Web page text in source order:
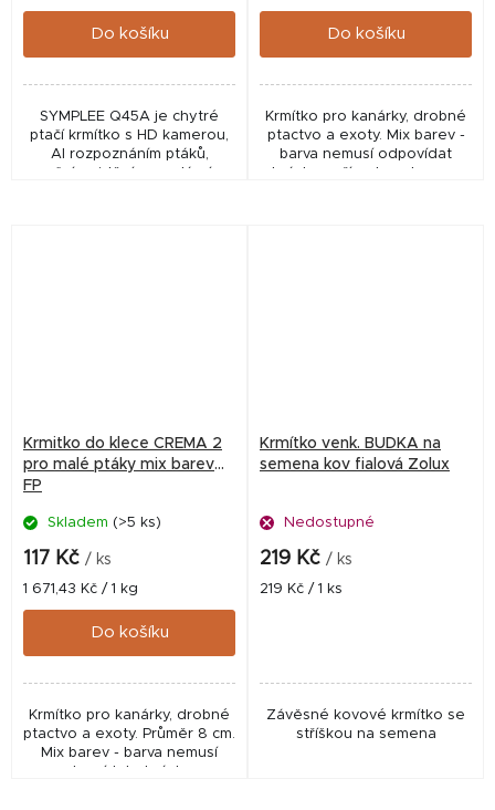
cena:
Do košíku
SYMPLEE Q45A je chytré
ptačí krmítko s HD kamerou,
AI rozpoznáním ptáků,
cena:
Do košíku
Krmítko pro kanárky, drobné
ptactvo a exoty. Mix barev -
barva nemusí odpovídat
Krmitko do klece CREMA 2
pro malé ptáky mix barev
FP
Skladem (>5 ks)
117 Kč / ks
Měrná
cena:
1 671,43 Kč / 1 kg
Do košíku
Krmítko pro kanárky, drobné
ptactvo a exoty. Průměr 8 cm.
Mix barev - barva nemusí
Krmítko venk. BUDKA na
semena kov fialová Zolux
Nedostupné
219 Kč / ks
Měrná
219 Kč / 1 ks
Závěsné kovové krmítko se
stříškou na semena